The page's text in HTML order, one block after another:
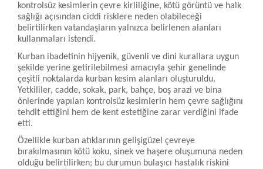
kontrolsüz kesimlerin çevre kirliliğine, kötü görüntü ve halk
sağlığı açısından ciddi risklere neden olabileceği
belirtilirken vatandaşların yalnızca belirlenen alanları
kullanmaları istendi.
Kurban ibadetinin hijyenik, güvenli ve dini kurallara uygun
şekilde yerine getirilebilmesi amacıyla şehir genelinde
çeşitli noktalarda kurban kesim alanları oluşturuldu.
Yetkililer, cadde, sokak, park, bahçe, boş arazi ve bina
önlerinde yapılan kontrolsüz kesimlerin hem çevre sağlığını
tehdit ettiğini hem de kent estetiğine zarar verdiğini ifade
etti.
Özellikle kurban atıklarının gelişigüzel çevreye
bırakılmasının kötü koku, sinek ve haşere oluşumuna neden
olduğu belirtilirken; bu durumun bulaşıcı hastalık riskini